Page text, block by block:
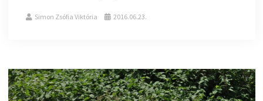
Simon Zsófia Viktória 2016.06.23.